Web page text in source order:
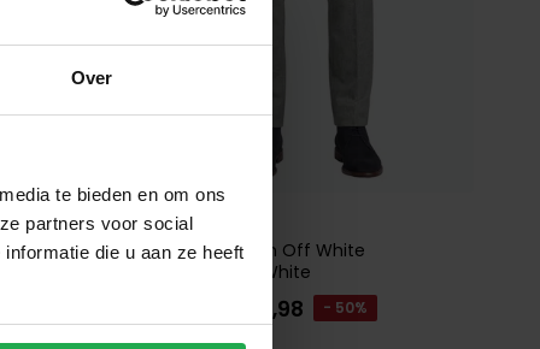
Over
te bieden en om ons
partners voor social
die u aan ze heeft
Cavallaro
Pantalon katoen Off White
121235002-Off White
€ 69,98 - 50%